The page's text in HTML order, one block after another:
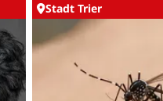
Stadt Trier